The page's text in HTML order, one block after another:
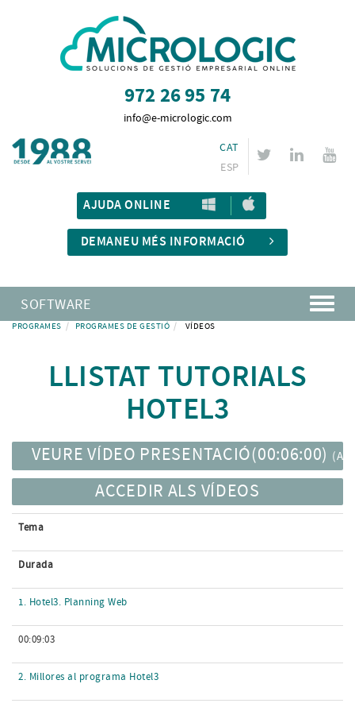
972 26 95 74
info@e-micrologic.com
CAT
ESP
AJUDA ONLINE
DEMANEU MÉS INFORMACIÓ
SOFTWARE
PROGRAMES PROGRAMES DE GESTIÓ VÍDEOS
LLISTAT TUTORIALS
HOTEL3
VEURE VÍDEO PRESENTACIÓ(00:06:00)
ACCEDIR ALS VÍDEOS
Tema
Durada
1. Hotel3. Planning Web
00:09:03
2. Millores al programa Hotel3